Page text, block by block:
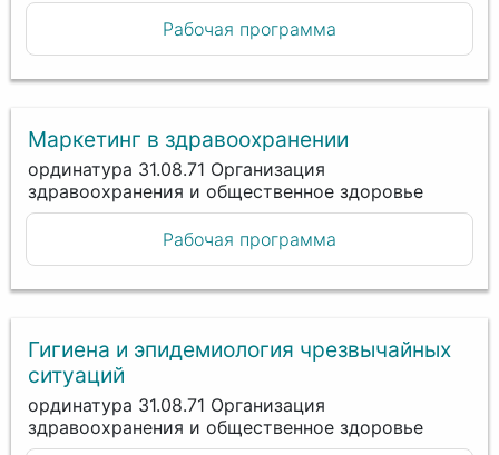
Рабочая программа
Маркетинг в здравоохранении
ординатура 31.08.71 Организация
здравоохранения и общественное здоровье
Рабочая программа
Гигиена и эпидемиология чрезвычайных
ситуаций
ординатура 31.08.71 Организация
здравоохранения и общественное здоровье